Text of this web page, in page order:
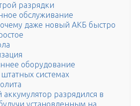
разрядки
обслуживание
даже новый АКБ быстро
оборудование
системах
разрядился в
установленным на